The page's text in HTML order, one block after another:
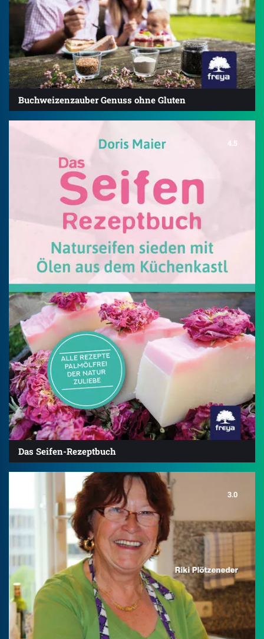
Buchweizenzauber Genuss ohne Gluten
4.5
Das Seifen-Rezeptbuch
3.0